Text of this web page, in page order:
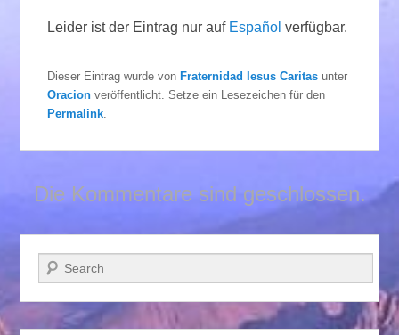
Leider ist der Eintrag nur auf Español verfügbar.
Dieser Eintrag wurde vonFraternidad Iesus Caritas unter
Oracion veröffentlicht. Setze ein Lesezeichen für den
Permalink
Die Kommentare sind geschlossen.
Suchen